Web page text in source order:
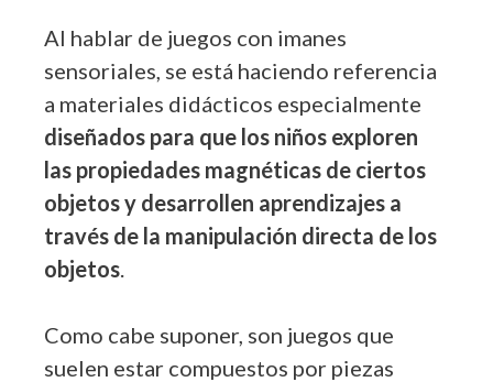
Al hablar de juegos con imanes
sensoriales, se está haciendo referencia
a materiales didácticos especialmente
diseñados para que los niños exploren
las propiedades magnéticas de ciertos
objetos y desarrollen aprendizajes a
través de la manipulación directa de los
objetos
Como cabe suponer, son juegos que
suelen estar compuestos por piezas